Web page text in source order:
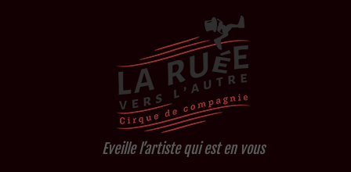
Eveille l’artiste qui est en vous